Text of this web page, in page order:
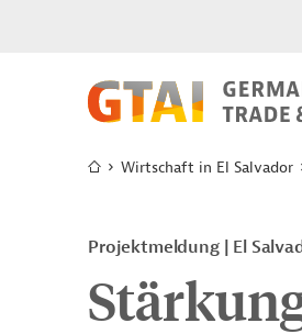
Wirtschaft in El Salvador
Projektmeldung El